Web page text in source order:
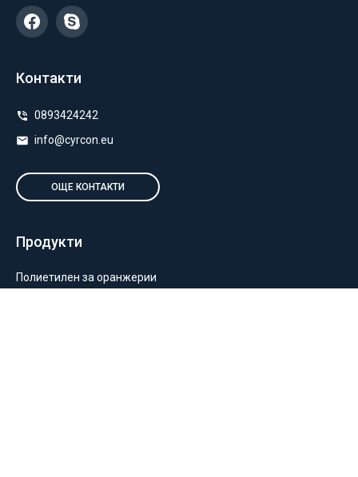
Контакти
0893424242
info@cyrcon.eu
ОЩЕ КОНТАКТИ
Продукти
Полиетилен за оранжерии